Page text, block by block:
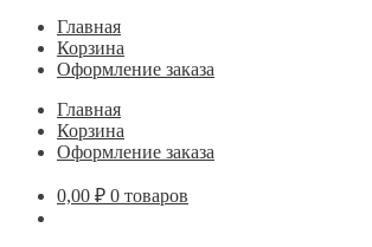
Главная
Корзина
Оформление заказа
Главная
Корзина
Оформление заказа
0,00 ₽ 0 товаров